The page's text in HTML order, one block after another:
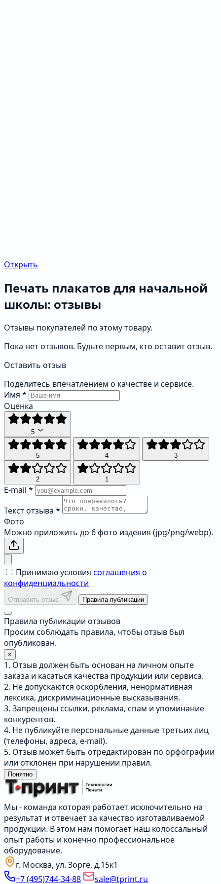
Открыть
Печать плакатов для начальной
школы: отзывы
Отзывы покупателей по этому товару.
Пока нет отзывов. Будьте первым, кто оставит отзыв.
Оставить отзыв
Поделитесь впечатлением о качестве и сервисе.
Имя *
Оценка
5
5 4 3
2 1
E-mail *
Текст отзыва *
Фото
Можно приложить до 6 фото изделия (jpg/png/webp).
Принимаю условия соглашения о
конфиденциальности
Отправить отзыв Правила публикации
Правила публикации отзывов
Просим соблюдать правила, чтобы отзыв был
опубликован.
×
1. Отзыв должен быть основан на личном опыте
заказа и касаться качества продукции или сервиса.
2. Не допускаются оскорбления, ненормативная
лексика, дискриминационные высказывания.
3. Запрещены ссылки, реклама, спам и упоминание
конкурентов.
4. Не публикуйте персональные данные третьих лиц
(телефоны, адреса, e-mail).
5. Отзыв может быть отредактирован по орфографии
или отклонён при нарушении правил.
Понятно
Мы - команда которая работает исключительно на
результат и отвечает за качество изготавливаемой
продукции. В этом нам помогает наш колоссальный
опыт работы и конечно профессиональное
оборудование.
г. Москва, ул. Зорге, д.15к1
+7 (495)744-34-88
sale@tprint.ru